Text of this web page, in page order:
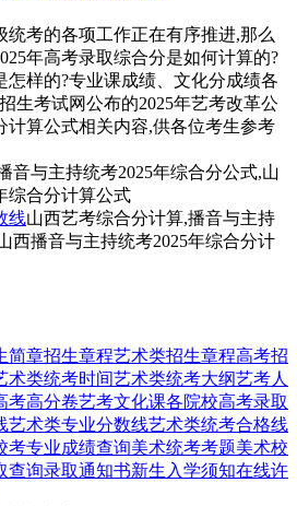
统考的各项工作正在有序推进,那么
年高考录取综合分是如何计算的?
怎样的?专业课成绩、文化分成绩各
生考试网公布的2025年艺考改革公
计算公式相关内容,供各位考生参考
线山西艺考综合分计算,播音与主持
西播音与主持统考2025年综合分计
简章招生章程艺术类招生章程高考招
术类统考时间艺术类统考大纲艺考人
考高分卷艺考文化课各院校高考录取
艺术类专业分数线艺术类统考合格线
考专业成绩查询美术统考考题美术校
查询录取通知书新生入学须知在线许